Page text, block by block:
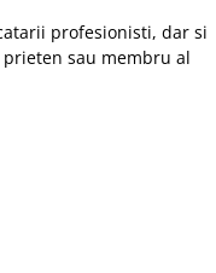
profesionisti, dar si
sau membru al